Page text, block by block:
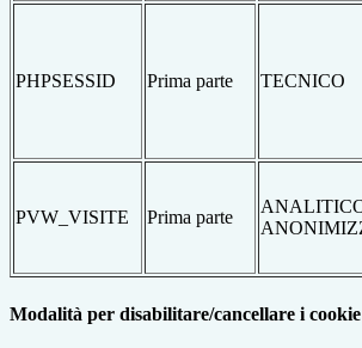
PHPSESSID Prima parte TECNICO
PVW_VISITE Prima parte
Modalità per disabilitare/cancellare i cookie